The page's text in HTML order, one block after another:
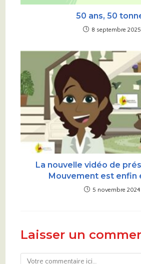
50 ans, 50
8 septembre 2025
La nouvelle vidéo de
Mouvement est enfin
5 novembre 2024
Laisser un